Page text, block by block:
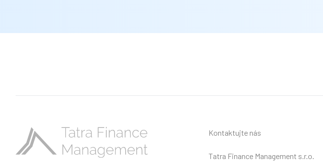
Kontaktujte nás
Tatra Finance Management s.r.o.